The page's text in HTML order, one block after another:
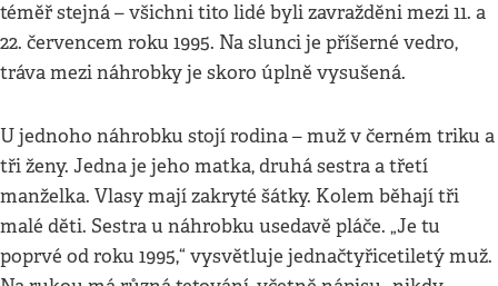
téměř stejná – všichni tito lidé byli zavražděni mezi 11. a
22. červencem roku 1995. Na slunci je příšerné vedro,
tráva mezi náhrobky je skoro úplně vysušená.
U jednoho náhrobku stojí rodina – muž v černém triku a
tři ženy. Jedna je jeho matka, druhá sestra a třetí
manželka. Vlasy mají zakryté šátky. Kolem běhají tři
malé děti. Sestra u náhrobku usedavě pláče. „Je tu
poprvé od roku 1995,“ vysvětluje jednačtyřicetiletý muž.